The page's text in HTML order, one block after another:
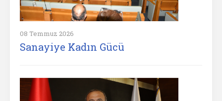
08 Temmuz 2026
Sanayiye Kadın Gücü